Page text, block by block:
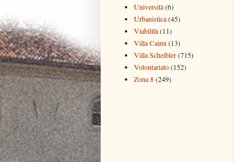
Università(6)
Urbanistica(45)
Viabilità(11)
Villa Caimi(13)
Villa Scheibler(715)
Volontariato(152)
Zona 8(249)